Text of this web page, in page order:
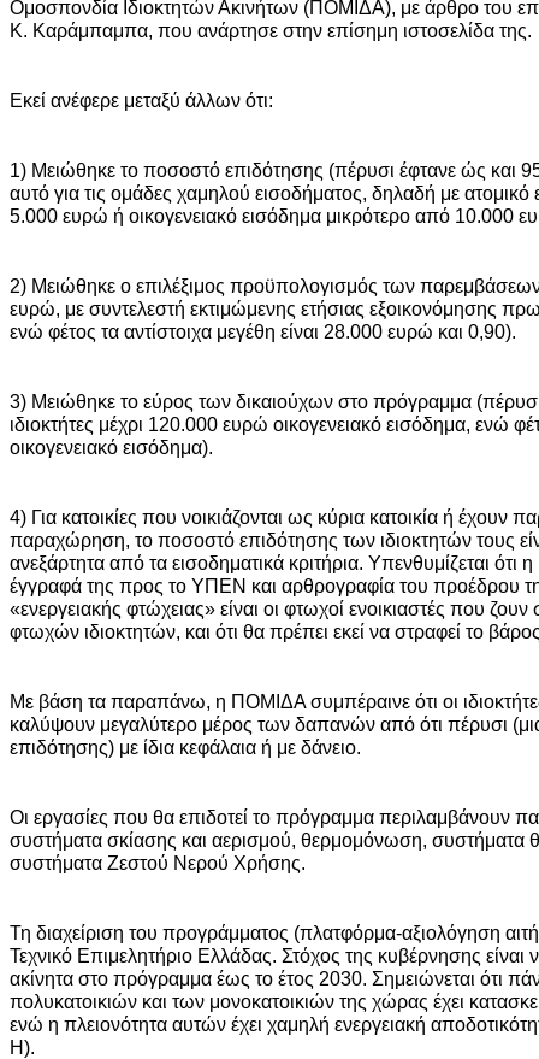
Ομοσπονδία Ιδιοκτητών Ακινήτων (ΠΟΜΙΔΑ), με άρθρο του
Κ. Καράμπαμπα, που ανάρτησε στην επίσημη ιστοσελίδα της.
Εκεί ανέφερε μεταξύ άλλων ότι:
1) Μειώθηκε το ποσοστό επιδότησης (πέρυσι έφτανε ώς και
αυτό για τις ομάδες χαμηλού εισοδήματος, δηλαδή με
5.000 ευρώ ή οικογενειακό εισόδημα μικρότερο από 10.000
2) Μειώθηκε ο επιλέξιμος προϋπολογισμός των
ευρώ, με συντελεστή εκτιμώμενης ετήσιας εξοικονόμησης
ενώ φέτος τα αντίστοιχα μεγέθη είναι 28.000 ευρώ και 0,90).
3) Μειώθηκε το εύρος των δικαιούχων στο πρόγραμμα
ιδιοκτήτες μέχρι 120.000 ευρώ οικογενειακό εισόδημα, ενώ
οικογενειακό εισόδημα).
4) Για κατοικίες που νοικιάζονται ως κύρια κατοικία ή έχουν
παραχώρηση, το ποσοστό επιδότησης των ιδιοκτητών τους
ανεξάρτητα από τα εισοδηματικά κριτήρια. Υπενθυμίζεται ότι
έγγραφά της προς το ΥΠΕΝ και αρθρογραφία του προέδρου
«ενεργειακής φτώχειας» είναι οι φτωχοί ενοικιαστές που
φτωχών ιδιοκτητών, και ότι θα πρέπει εκεί να στραφεί το
Με βάση τα παραπάνω, η ΠΟΜΙΔΑ συμπέραινε ότι οι
καλύψουν μεγαλύτερο μέρος των δαπανών από ότι πέρυσι
επιδότησης) με ίδια κεφάλαια ή με δάνειο.
Οι εργασίες που θα επιδοτεί το πρόγραμμα περιλαμβάνουν
συστήματα σκίασης και αερισμού, θερμομόνωση, συστήματα
συστήματα Ζεστού Νερού Χρήσης.
Τη διαχείριση του προγράμματος (πλατφόρμα-αξιολόγηση
Τεχνικό Επιμελητήριο Ελλάδας. Στόχος της κυβέρνησης
ακίνητα στο πρόγραμμα έως το έτος 2030. Σημειώνεται ότι
πολυκατοικιών και των μονοκατοικιών της χώρας έχει
ενώ η πλειονότητα αυτών έχει χαμηλή ενεργειακή
Η).